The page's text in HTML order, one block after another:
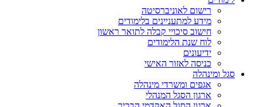
רישום לאוניברסיטה
מידע למתעניינים בלימודים
חישוב סיכויי קבלה לתואר ראשון
לוח שנת הלימודים
ידיעונים
כניסה לאזור האישי
סגל ומינהלה
אגפים ומשרדי מינהלה
ארגון הסגל המנהלי